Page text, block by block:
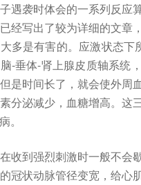
遇袭时体会的一系列反
经写出了较为详细的文章
多是有害的。应激状态
-垂体-肾上腺皮质轴系统
是时间长了，就会使外周
分泌减少，血糖增高。
。
收到强烈刺激时一般不会
冠状动脉管径变宽，给